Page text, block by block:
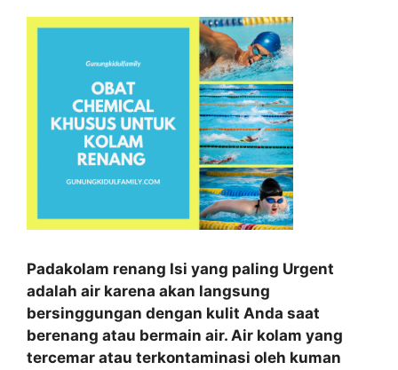
Padakolam renang Isi yang paling Urgent
adalah air karena akan langsung
bersinggungan dengan kulit Anda saat
berenang atau bermain air. Air kolam yang
tercemar atau terkontaminasi oleh kuman